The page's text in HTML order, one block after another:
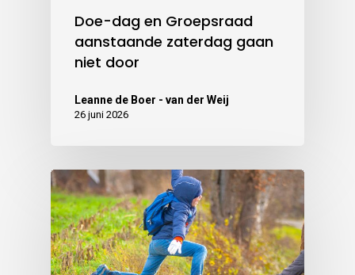
Doe-dag en Groepsraad
aanstaande zaterdag gaan
niet door
Leanne de Boer - van der Weij
26 juni 2026